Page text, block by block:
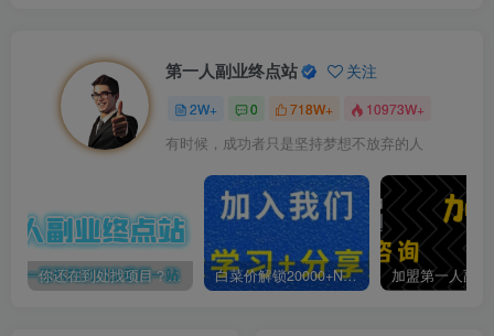
第一人副业终点站 关注
2W+ 0 718W+ 10973W+
有时候，成功者只是坚持梦想不放弃的人
你还在到处找项目？还在当韭菜？我靠卖项目一个月收入5万+，曾经我也是个失败者。 白菜价解锁20000+N个赚钱机会，加入第一人副业终点站会员，全站资源免费学习。